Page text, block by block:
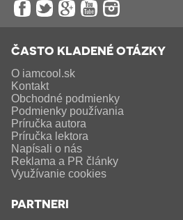
ČASTO KLADENÉ OTÁZKY
O iamcool.sk
Kontakt
Obchodné podmienky
Podmienky používania
Príručka autora
Príručka lektora
Napísali o nás
Reklama a PR články
Využívanie cookies
PARTNERI